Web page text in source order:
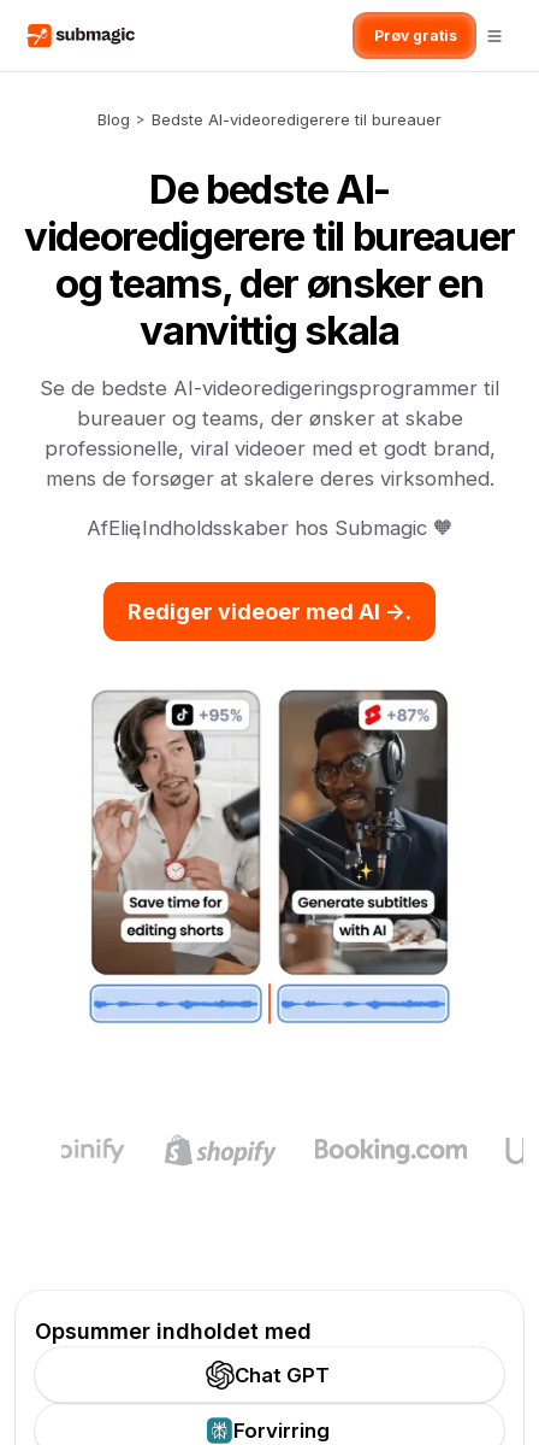
Prøv gratis
Blog > Bedste AI-videoredigerere til bureauer
De bedste AI-
videoredigerere til bureauer
og teams, der ønsker en
vanvittig skala
Se de bedste AI-videoredigeringsprogrammer til
bureauer og teams, der ønsker at skabe
professionelle, viral videoer med et godt brand,
mens de forsøger at skalere deres virksomhed.
AfElie,Indholdsskaber hos Submagic 🧡
Rediger videoer med AI ->.
Opsummer indholdet med
Chat GPT
Forvirring